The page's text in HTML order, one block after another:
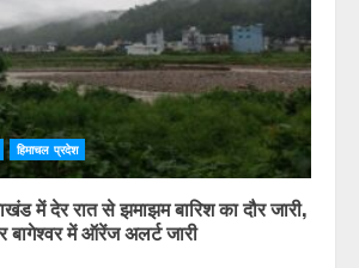
हिमाचल प्रदेश
में देर रात से झमाझम बारिश का दौर जारी,
बागेश्वर में ऑरेंज अलर्ट जारी